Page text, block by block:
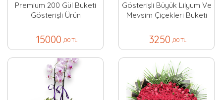
Premium 200 Gül Buketi
Gösterişli Ürün
15000 ,00 TL
Gösterişli Büyük Lilyum Ve
Mevsim Çiçekleri Buketi
3250 ,00 TL